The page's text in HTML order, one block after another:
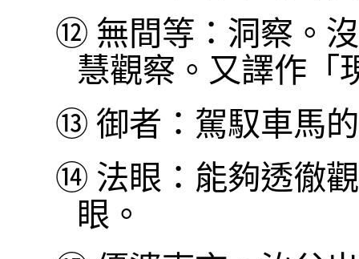
⑫ 無間等：洞察。
慧觀察。又譯作「
⑬ 御者：駕馭車馬
⑭ 法眼：能夠透徹
眼。